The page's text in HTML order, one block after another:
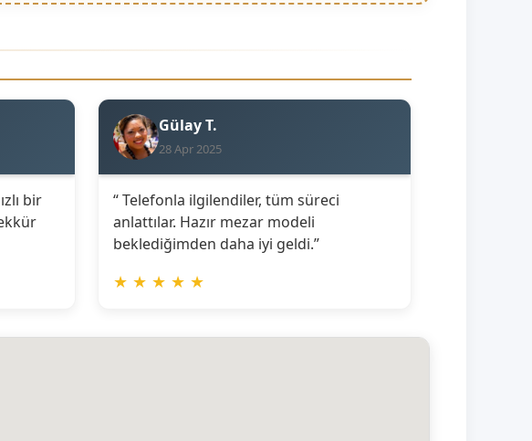
bir
Gülay T.
28 Apr 2025
“ Telefonla ilgilendiler, tüm süreci
anlattılar. Hazır mezar modeli
beklediğimden daha iyi geldi.”
★ ★ ★ ★ ★